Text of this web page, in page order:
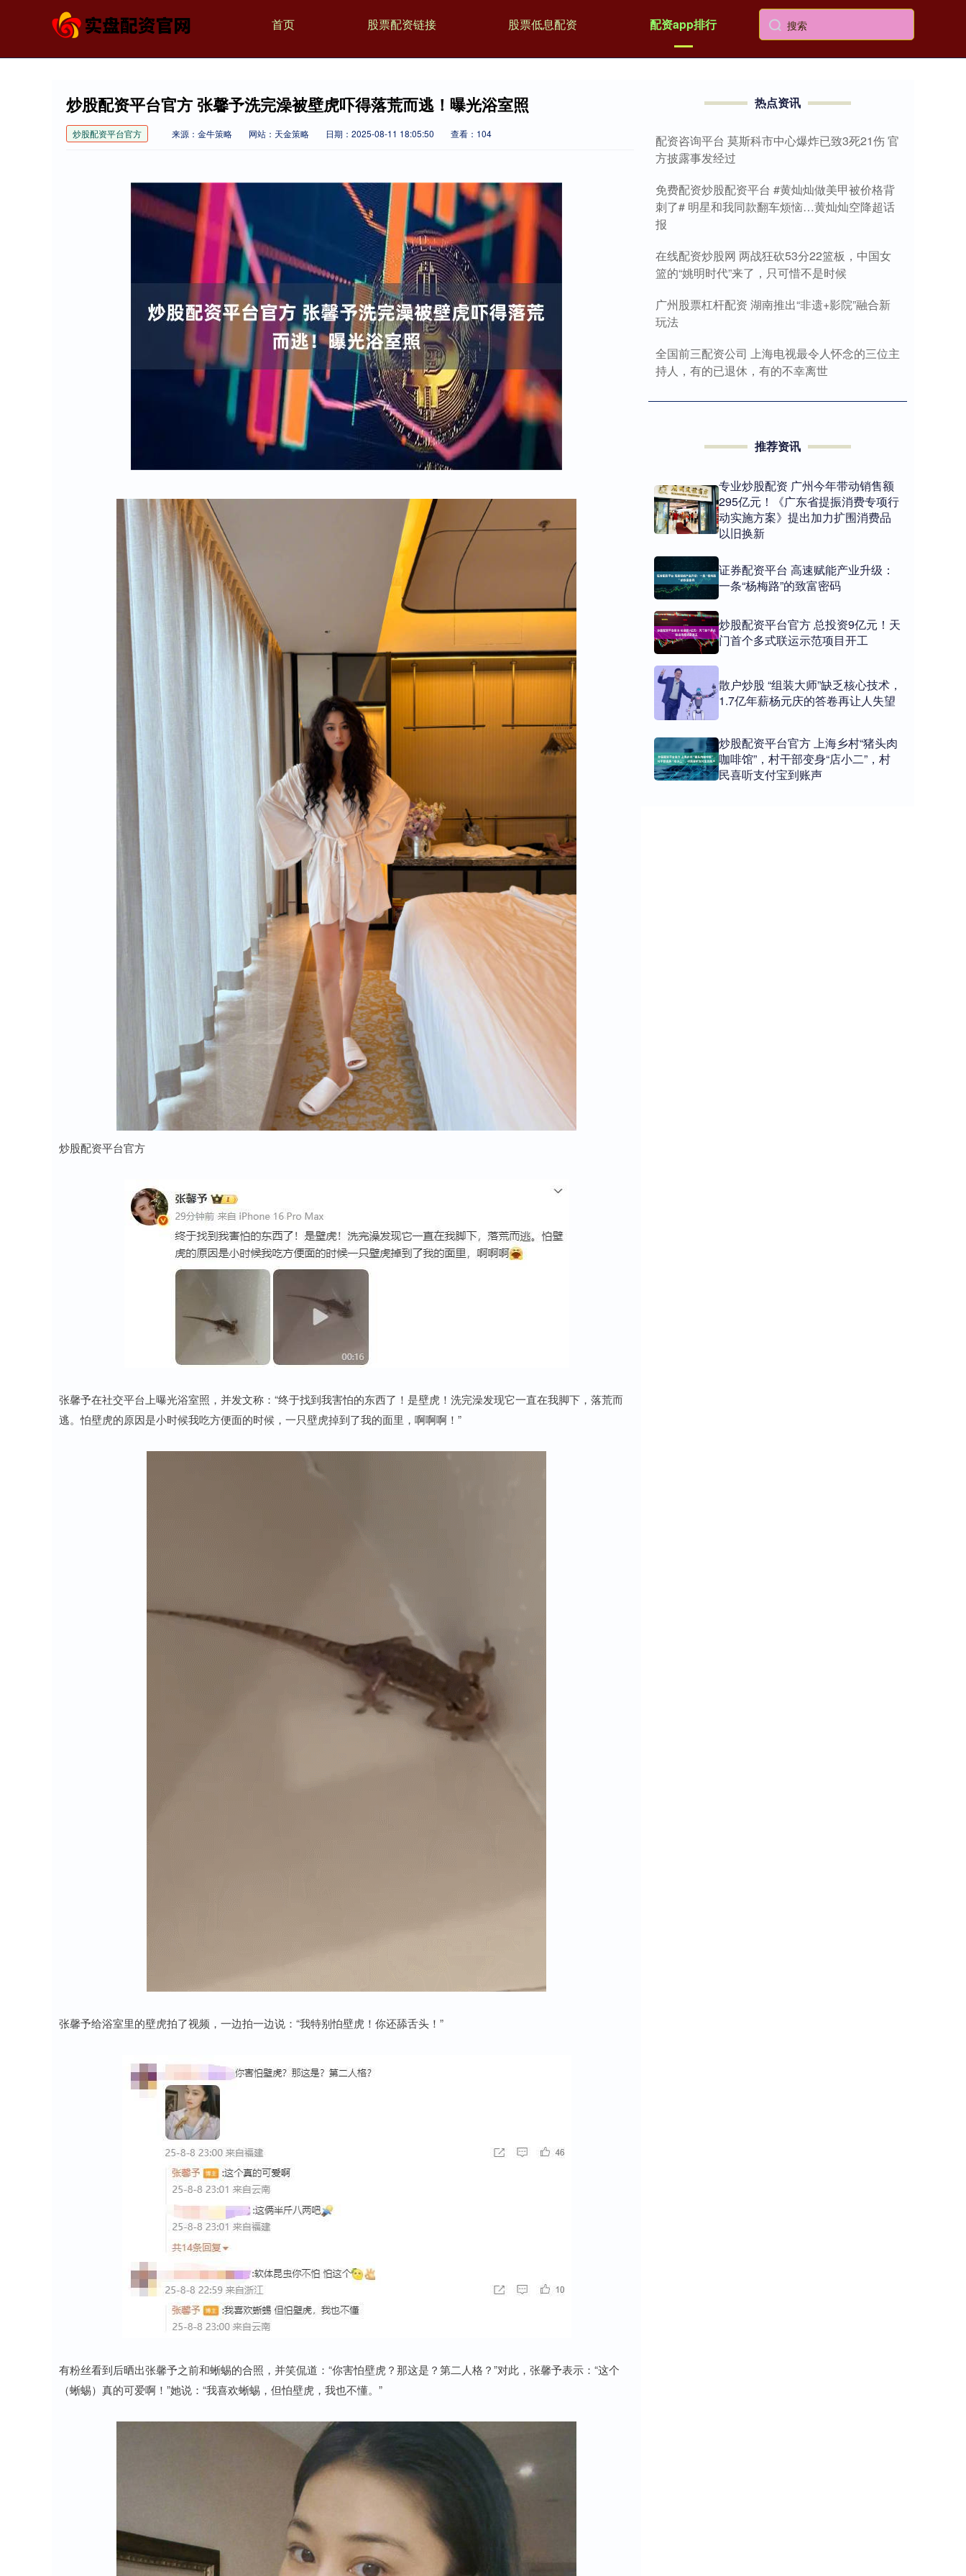
首页 股票配资链接 股票低息配资 配资app排行
炒股配资平台官方 张馨予洗完澡被壁虎吓得落荒而逃！曝光浴室照
炒股配资平台官方 来源：金牛策略 网站：天金策略 日期：2025-08-11 18:05:50 查看：104
炒股配资平台官方
张馨予在社交平台上曝光浴室照，并发文称：“终于找到我害怕的东西了！是壁虎！洗完澡发现它一直在我脚下，落荒而
逃。怕壁虎的原因是小时候我吃方便面的时候，一只壁虎掉到了我的面里，啊啊啊！”
张馨予给浴室里的壁虎拍了视频，一边拍一边说：“我特别怕壁虎！你还舔舌头！”
有粉丝看到后晒出张馨予之前和蜥蜴的合照，并笑侃道：“你害怕壁虎？那这是？第二人格？”对此，张馨予表示：“这个
（蜥蜴）真的可爱啊！”她说：“我喜欢蜥蜴，但怕壁虎，我也不懂。”
热点资讯
配资咨询平台 莫斯科市中心爆炸已致3死21伤 官
方披露事发经过
免费配资炒股配资平台 #黄灿灿做美甲被价格背
刺了# 明星和我同款翻车烦恼…黄灿灿空降超话
报
在线配资炒股网 两战狂砍53分22篮板，中国女
篮的“姚明时代”来了，只可惜不是时候
广州股票杠杆配资 湖南推出“非遗+影院”融合新
玩法
全国前三配资公司 上海电视最令人怀念的三位主
持人，有的已退休，有的不幸离世
推荐资讯
专业炒股配资 广州今年带动销售额
295亿元！《广东省提振消费专项行
动实施方案》提出加力扩围消费品
以旧换新
证券配资平台 高速赋能产业升级：
一条“杨梅路”的致富密码
炒股配资平台官方 总投资9亿元！天
门首个多式联运示范项目开工
散户炒股 “组装大师”缺乏核心技术，
1.7亿年薪杨元庆的答卷再让人失望
炒股配资平台官方 上海乡村“猪头肉
咖啡馆”，村干部变身“店小二”，村
民喜听支付宝到账声